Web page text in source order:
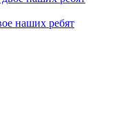
наших ребят